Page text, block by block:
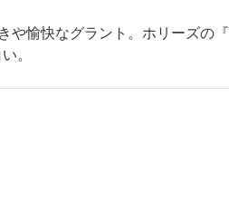
や愉快なグラント。ホリーズの
。